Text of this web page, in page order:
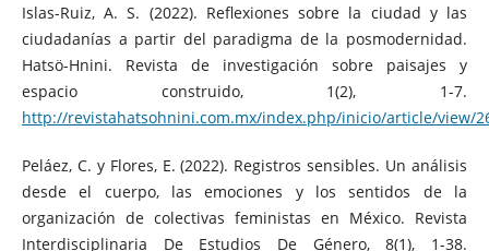
Islas-Ruiz, A. S. (2022). Reflexiones sobre la ciudad y las
ciudadanías a partir del paradigma de la posmodernidad.
Hatsö-Hnini. Revista de investigación sobre paisajes y
espacio construido, 1(2), 1-7.
http://revistahatsohnini.com.mx/index.php/inicio/article/view/
Peláez, C. y Flores, E. (2022). Registros sensibles. Un análisis
desde el cuerpo, las emociones y los sentidos de la
organización de colectivas feministas en México. Revista
Interdisciplinaria De Estudios De Género, 8(1), 1-38.